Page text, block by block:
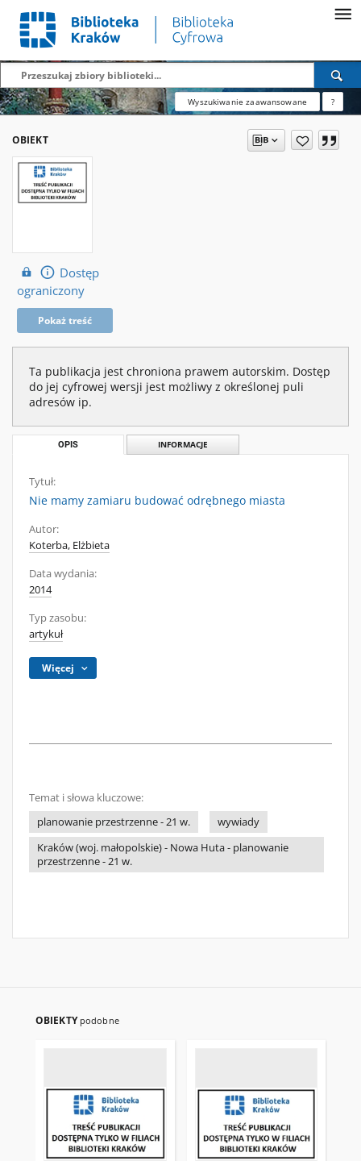
Wyszukiwanie zaawansowane ?
OBIEKT
Dostęp
ograniczony
Pokaż treść
Ta publikacja jest chroniona prawem autorskim. Dostęp
do jej cyfrowej wersji jest możliwy z określonej puli
adresów ip.
OPIS INFORMACJE
Tytuł:
Nie mamy zamiaru budować odrębnego miasta
Autor:
Koterba, Elżbieta
Data wydania:
2014
Typ zasobu:
artykuł
Więcej
Temat i słowa kluczowe:
planowanie przestrzenne - 21 w.
wywiady
Kraków (woj. małopolskie) - Nowa Huta - planowanie
przestrzenne - 21 w.
OBIEKTY podobne